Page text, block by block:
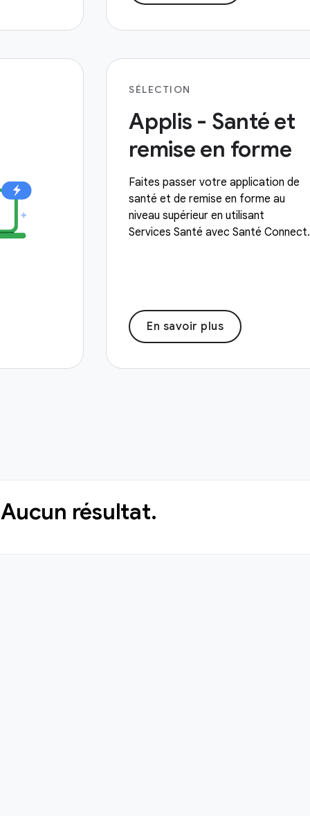
SÉLECTION
Applis - Santé et
remise en forme
Faites passer votre application de
santé et de remise en forme au
niveau supérieur en utilisant
Services Santé avec Santé Connect.
En savoir plus
Aucun résultat.